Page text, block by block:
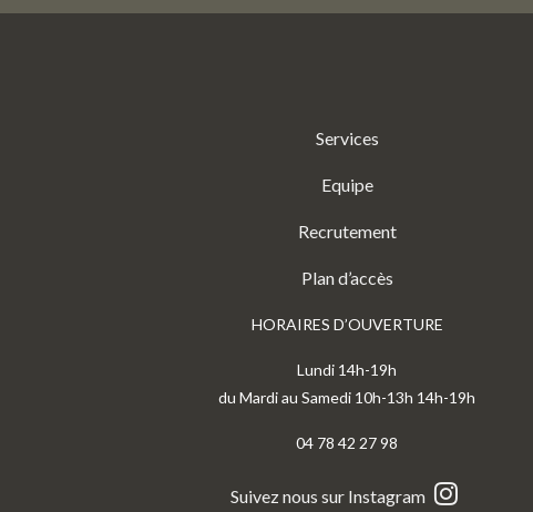
Services
Equipe
Recrutement
Plan d’accès
HORAIRES D’OUVERTURE
Lundi 14h-19h
du Mardi au Samedi 10h-13h 14h-19h
04 78 42 27 98
Suivez nous sur Instagram